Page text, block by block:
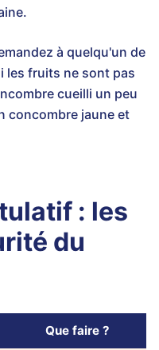
à quelqu'un de
les fruits ne sont pas
cueilli un peu
concombre jaune et
: les
du
Que faire ?